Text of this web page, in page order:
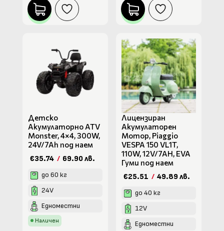
Детско
Акумулаторно ATV
Monster, 4×4, 300W,
24V/7Ah под наем
€35.74 / 69.90 лв.
до 60 кг
24V
Едноместни
Наличен
Лицензиран
Акумулаторен
Мотор, Piaggio
VESPA 150 VL1T,
110W, 12V/7AH, EVA
Гуми под наем
€25.51 / 49.89 лв.
до 40 кг
12V
Едноместни